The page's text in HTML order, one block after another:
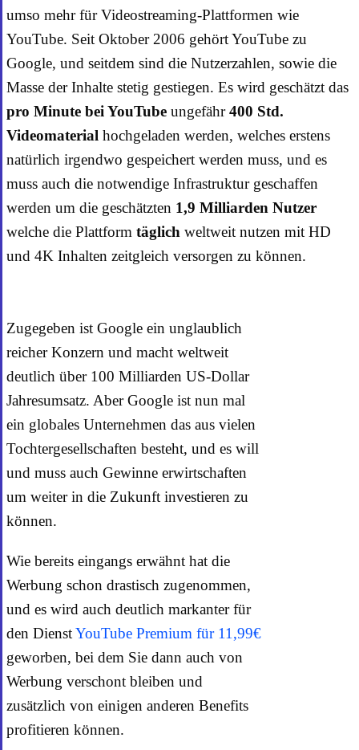
umso mehr für Videostreaming-Plattformen wie
YouTube. Seit Oktober 2006 gehört YouTube zu
Google, und seitdem sind die Nutzerzahlen, sowie die
Masse der Inhalte stetig gestiegen. Es wird geschätzt das
pro Minute bei YouTube ungefähr400 Std.
Videomaterial hochgeladen werden, welches erstens
natürlich irgendwo gespeichert werden muss, und es
muss auch die notwendige Infrastruktur geschaffen
werden um die geschätzten 1,9 Milliarden Nutzer
welche die Plattform täglich weltweit nutzen mit HD
und 4K Inhalten zeitgleich versorgen zu können.
Zugegeben ist Google ein unglaublich
reicher Konzern und macht weltweit
deutlich über 100 Milliarden US-Dollar
Jahresumsatz. Aber Google ist nun mal
ein globales Unternehmen das aus vielen
Tochtergesellschaften besteht, und es will
und muss auch Gewinne erwirtschaften
um weiter in die Zukunft investieren zu
können.
Wie bereits eingangs erwähnt hat die
Werbung schon drastisch zugenommen,
und es wird auch deutlich markanter für
den DienstYouTube Premium für 11,99€
geworben, bei dem Sie dann auch von
Werbung verschont bleiben und
zusätzlich von einigen anderen Benefits
profitieren können.